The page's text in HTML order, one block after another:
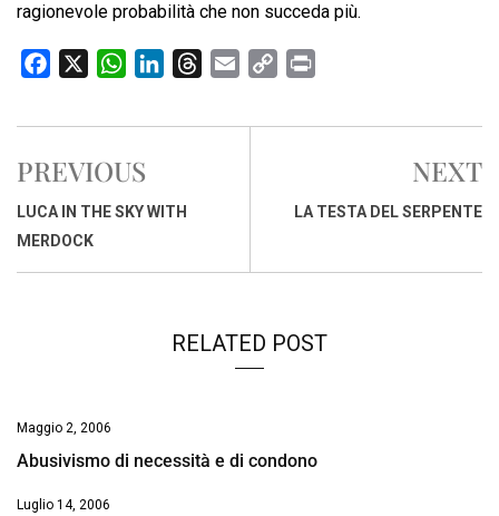
ragionevole probabilità che non succeda più.
c
b
o
o
W
a
s
A
n
d
r
a
p
i
PREVIOUS
LUCA IN THE SKY WITH
MERDOCK
NEXT
LA TESTA DEL SERPENTE
RELATED POST
Maggio 2, 2006
Abusivismo di necessità e di condono
Luglio 14, 2006